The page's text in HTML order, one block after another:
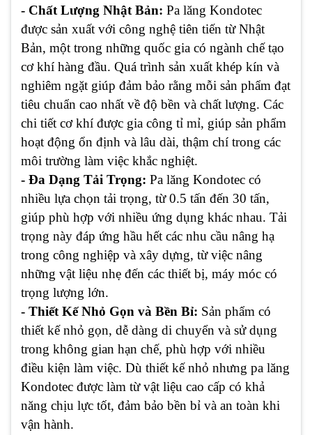
- Chất Lượng Nhật Bản: Pa lăng Kondotec
được sản xuất với công nghệ tiên tiến từ Nhật
Bản, một trong những quốc gia có ngành chế tạo
cơ khí hàng đầu. Quá trình sản xuất khép kín và
nghiêm ngặt giúp đảm bảo rằng mỗi sản phẩm đạt
tiêu chuẩn cao nhất về độ bền và chất lượng. Các
chi tiết cơ khí được gia công tỉ mỉ, giúp sản phẩm
hoạt động ổn định và lâu dài, thậm chí trong các
môi trường làm việc khắc nghiệt.
- Đa Dạng Tải Trọng: Pa lăng Kondotec có
nhiều lựa chọn tải trọng, từ 0.5 tấn đến 30 tấn,
giúp phù hợp với nhiều ứng dụng khác nhau. Tải
trọng này đáp ứng hầu hết các nhu cầu nâng hạ
trong công nghiệp và xây dựng, từ việc nâng
những vật liệu nhẹ đến các thiết bị, máy móc có
trọng lượng lớn.
- Thiết Kế Nhỏ Gọn và Bền Bỉ: Sản phẩm có
thiết kế nhỏ gọn, dễ dàng di chuyển và sử dụng
trong không gian hạn chế, phù hợp với nhiều
điều kiện làm việc. Dù thiết kế nhỏ nhưng pa lăng
Kondotec được làm từ vật liệu cao cấp có khả
năng chịu lực tốt, đảm bảo bền bỉ và an toàn khi
vận hành.